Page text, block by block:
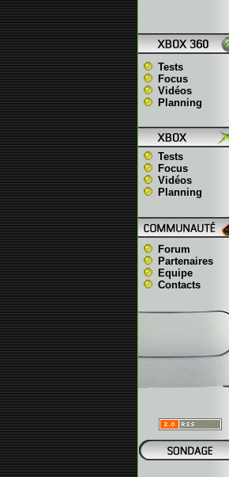
Tests
Focus
Vidéos
Planning
Tests
Focus
Vidéos
Planning
Forum
Partenaires
Equipe
Contacts